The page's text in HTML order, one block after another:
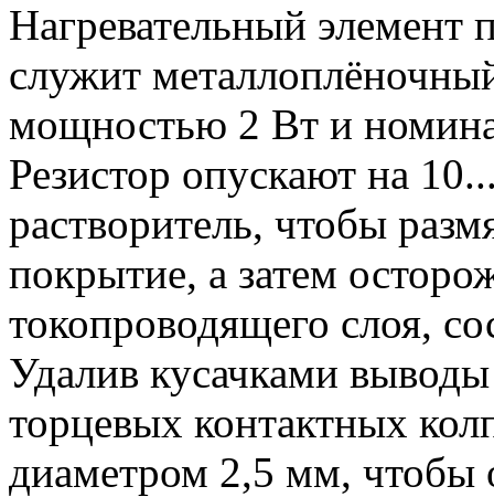
Нагревательный
служит
мощностью 2 Вт и
Резистор опускают на
растворитель, чтобы
покрытие, а затем
токопроводящего слоя,
Удалив кусачками
торцевых контактных
диаметром 2,5 мм, чтобы